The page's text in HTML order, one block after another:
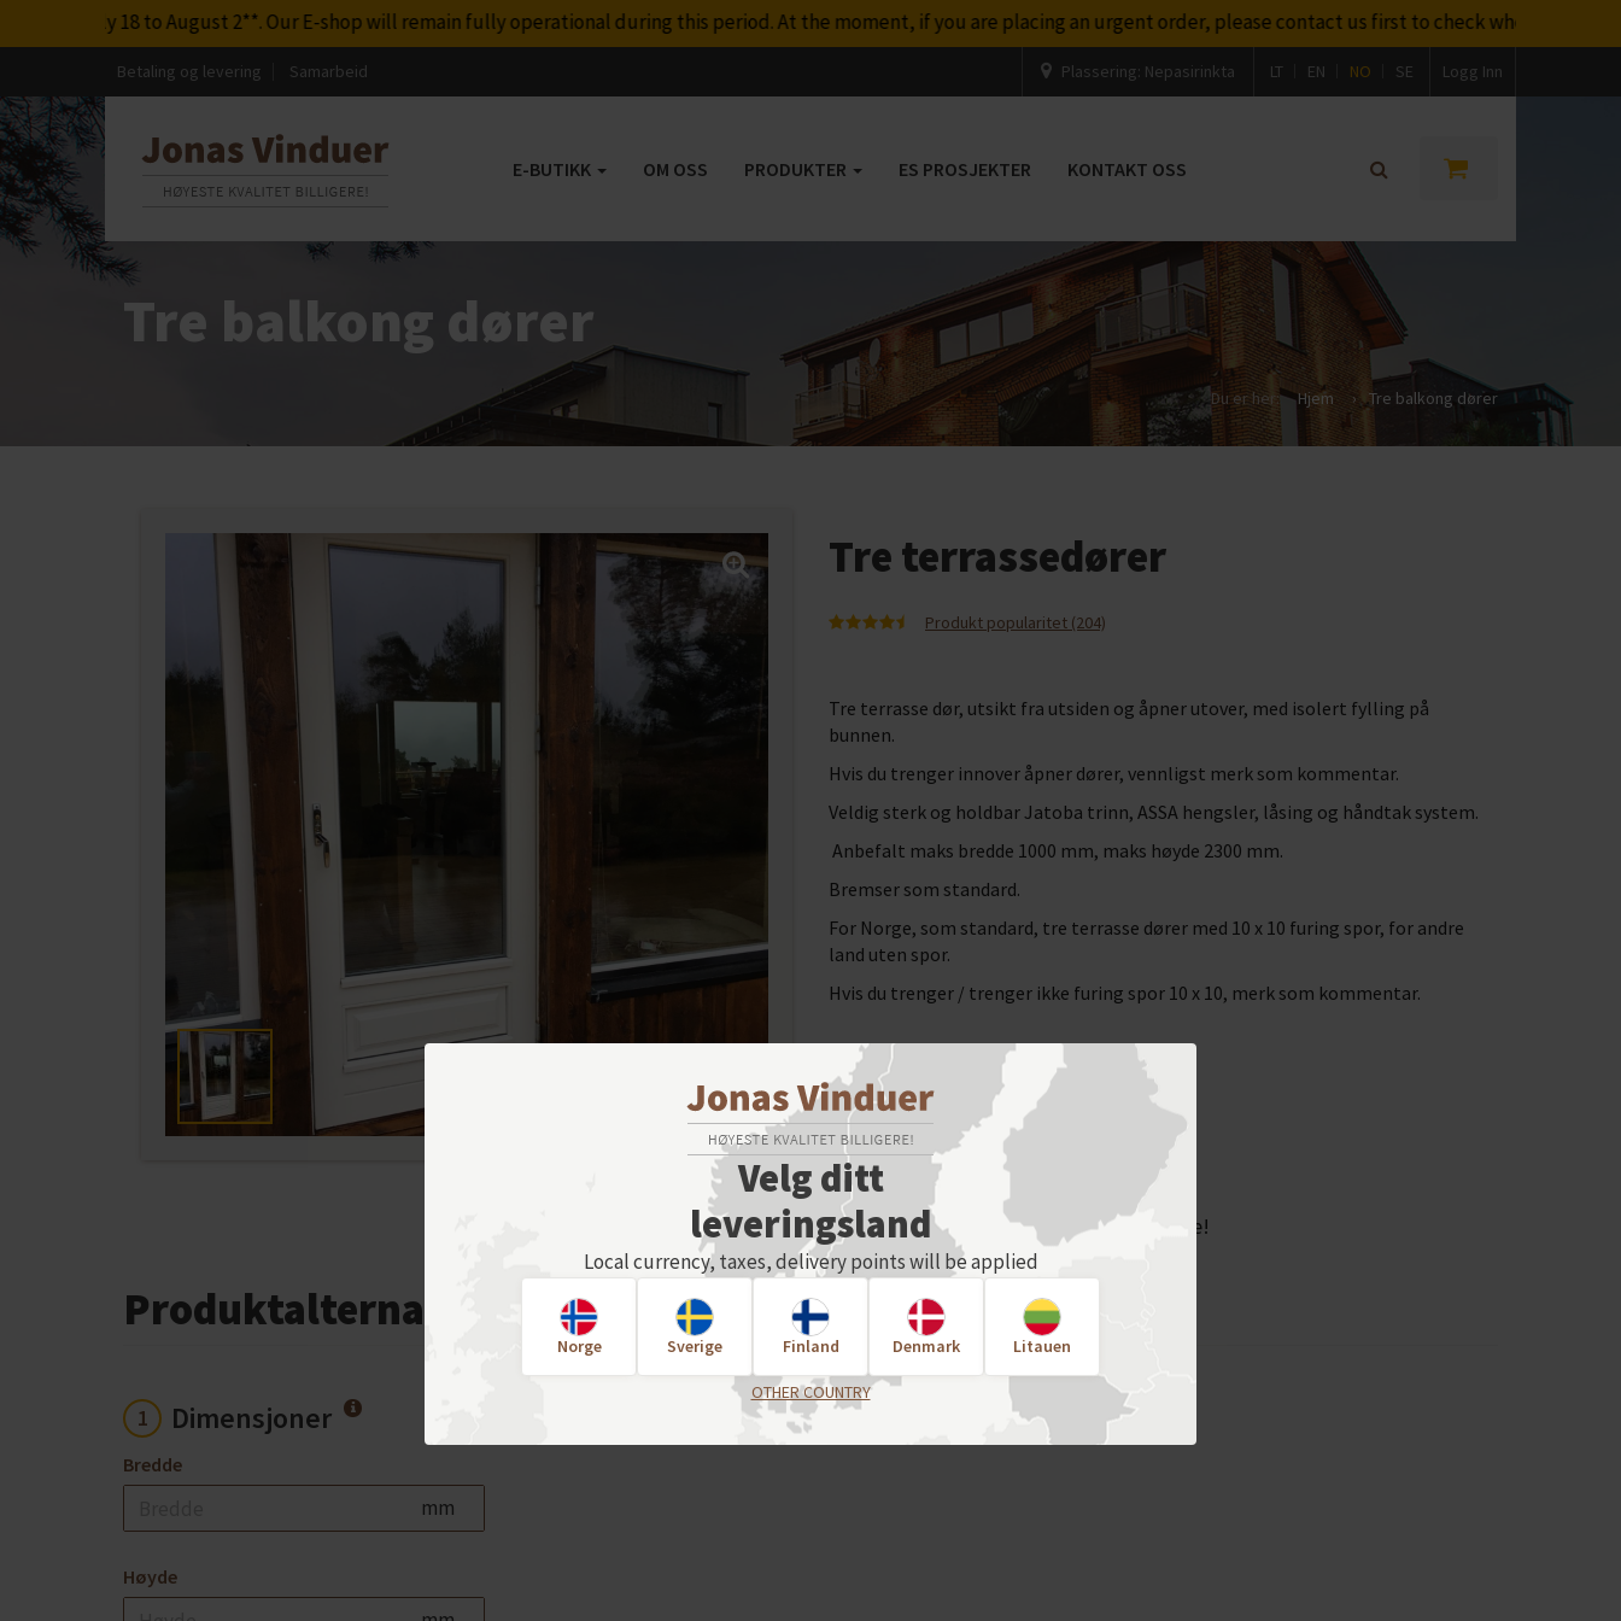
18 to August 2**. Our E-shop will remain fully operational during this period. At the moment, if you are placing an urgent order, please contact us first to check whether we will
Betaling og levering Samarbeid Plassering: Nepasirinkta LT EN NO SE Logg Inn
E-BUTIKK OM OSS PRODUKTER ES PROSJEKTER KONTAKT OSS
Du er her: Hjem › Tre balkong dører
Tre balkong dører
Tre terrassedører
Produkt popularitet (204)
Tre terrasse dør, utsikt fra utsiden og åpner utover, med isolert fylling på
bunnen.
Hvis du trenger innover åpner dører, vennligst merk som kommentar.
Veldig sterk og holdbar Jatoba trinn, ASSA hengsler, låsing og håndtak system.
Anbefalt maks bredde 1000 mm, maks høyde 2300 mm.
Bremser som standard.
For Norge, som standard, tre terrasse dører med 10 x 10 furing spor, for andre
land uten spor.
Hvis du trenger / trenger ikke furing spor 10 x 10, merk som kommentar.
VELG INNSTILLINGENE
For en individuell bestilling,
vennligst kontakt oss direkte!
Produktalternativer
1 Dimensjoner
Bredde
mm
Høyde
Velg ditt
leveringsland
Local currency, taxes, delivery points will be applied
Norge Sverige Finland Denmark Litauen
OTHER COUNTRY